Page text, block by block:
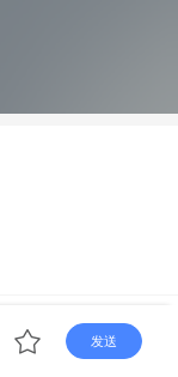
力家园恢复
发送